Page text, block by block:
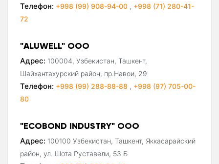
Телефон: +998 (99) 908-94-00 , +998 (71) 280-41-
72
"ALUWELL" ООО
Адрес: 100004, Узбекистан, Ташкент,
Шайхантахурский район, пр.Навои, 29
Телефон: +998 (99) 288-88-88 , +998 (97) 705-00-
80
"ECOBOND INDUSTRY" ООО
Адрес: 100100 Узбекистан, Ташкент, Яккасарайский
район, ул. Шота Руставели, 53 Б